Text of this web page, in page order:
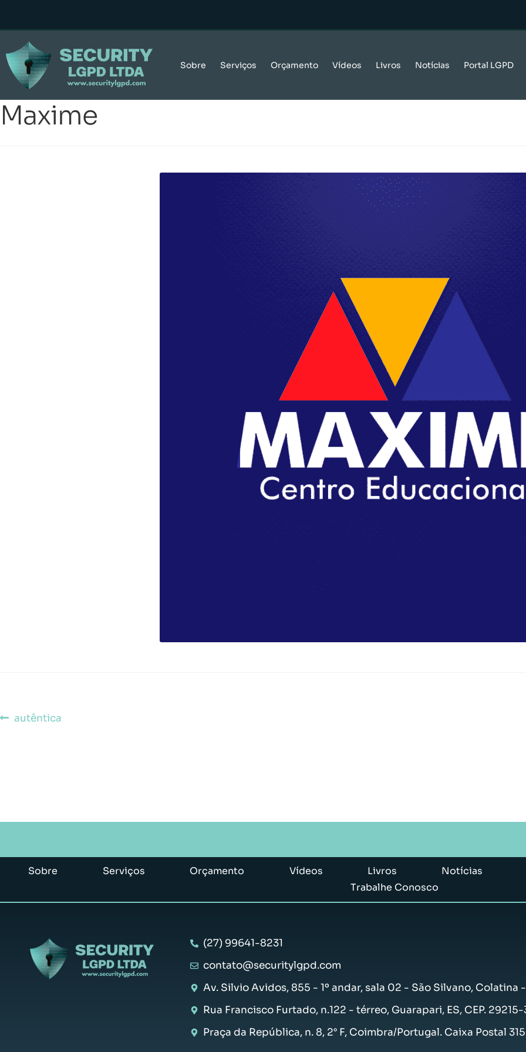
Sobre Serviços Orçamento Vídeos Livros Notícias Portal LGPD
Maxime
autêntica
Sobre Serviços Orçamento Vídeos Livros Notícias
Trabalhe Conosco
(27) 99641-8231
contato@securitylgpd.com
Av. Silvio Avidos, 855 - 1º andar, sala 02 - São Silvano, Colatina -
Rua Francisco Furtado, n.122 - térreo, Guarapari, ES, CEP.
Praça da República, n. 8, 2° F, Coimbra/Portugal. Caixa Postal